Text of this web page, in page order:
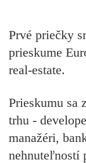
Prvé priečky
prieskume
real-estate.
Prieskumu sa
trhu -
manažéri,
nehnuteľností